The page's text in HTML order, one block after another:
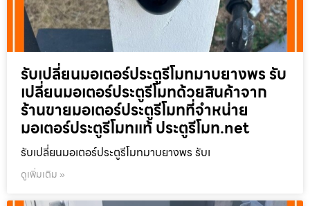
รับเปลี่ยนมอเตอร์ประตูรีโมทมาบยางพร รับ
เปลี่ยนมอเตอร์ประตูรีโมทด้วยสินค้าจาก
ร้านขายมอเตอร์ประตูรีโมทที่จำหน่าย
มอเตอร์ประตูรีโมทแท้ ประตูรีโมท.net
รับเปลี่ยนมอเตอร์ประตูรีโมทมาบยางพร รับเ
ดูเพิ่มเติม »